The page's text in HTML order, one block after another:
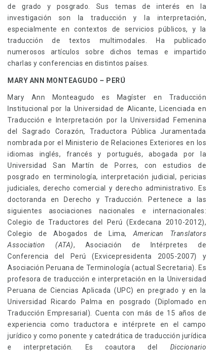
de grado y posgrado. Sus temas de interés en la
investigación son la traducción y la interpretación,
especialmente en contextos de servicios públicos, y la
traducción de textos multimodales. Ha publicado
numerosos artículos sobre dichos temas e impartido
charlas y conferencias en distintos países.
MARY ANN MONTEAGUDO – PERÚ
Mary Ann Monteagudo es Magíster en Traducción
Institucional por la Universidad de Alicante, Licenciada en
Traducción e Interpretación por la Universidad Femenina
del Sagrado Corazón, Traductora Pública Juramentada
nombrada por el Ministerio de Relaciones Exteriores en los
idiomas inglés, francés y portugués, abogada por la
Universidad San Martín de Porres, con estudios de
posgrado en terminología, interpretación judicial, pericias
judiciales, derecho comercial y derecho administrativo. Es
doctoranda en Derecho y Traducción. Pertenece a las
siguientes asociaciones nacionales e internacionales:
Colegio de Traductores del Perú (Exdecana 2010-2012),
Colegio de Abogados de Lima,American Translators
Association (ATA), Asociación de Intérpretes de
Conferencia del Perú (Exvicepresidenta 2005-2007) y
Asociación Peruana de Terminología (actual Secretaria). Es
profesora de traducción e interpretación en la Universidad
Peruana de Ciencias Aplicada (UPC) en pregrado y en la
Universidad Ricardo Palma en posgrado (Diplomado en
Traducción Empresarial). Cuenta con más de 15 años de
experiencia como traductora e intérprete en el campo
jurídico y como ponente y catedrática de traducción jurídica
e interpretación. Es coautora del Diccionario